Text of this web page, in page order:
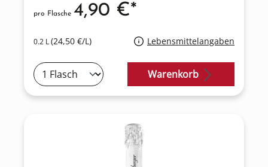
0.2 L(24,50 €/L) Lebensmittelangaben
pro Flasche 4,90 €*
Warenkorb